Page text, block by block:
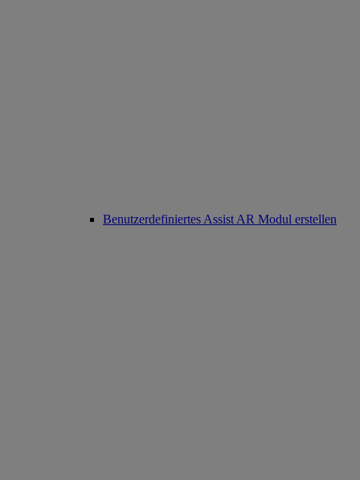
Benutzerdefiniertes Assist AR Modul erstellen